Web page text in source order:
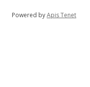
Powered byApis Tenet